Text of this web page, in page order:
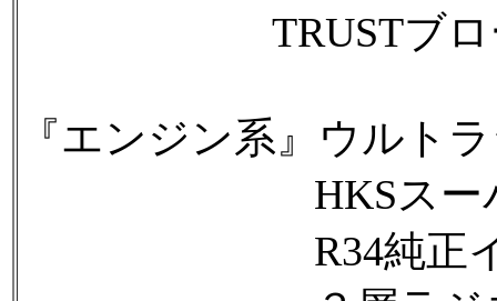
TRUSTブロー
『エンジン系』ウルト
HKSスーパー
R34純正イン